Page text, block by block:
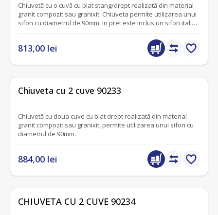
Chiuvetă cu o cuvă cu blat stang/drept realizată din material
granit compozit sau granixit. Chiuveta permite utilizarea unui
sifon cu diametrul de 90mm. In pret este inclus un sifon italian
813,00 lei
Chiuveta cu 2 cuve 90233
Chiuvetă cu doua cuve cu blat drept realizată din material
granit compozit sau granixit, permite utilizarea unui sifon cu
diametrul de 90mm.
884,00 lei
CHIUVETA CU 2 CUVE 90234